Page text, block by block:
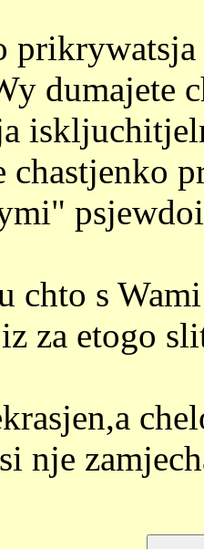
dumajete
chto s
za etogo
nje